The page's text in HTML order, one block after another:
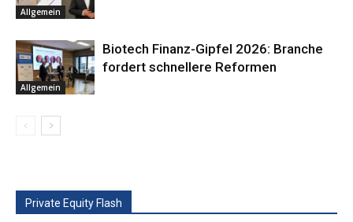
Allgemein
Allgemein
Biotech Finanz-Gipfel 2026: Branche
fordert schnellere Reformen
Private Equity Flash